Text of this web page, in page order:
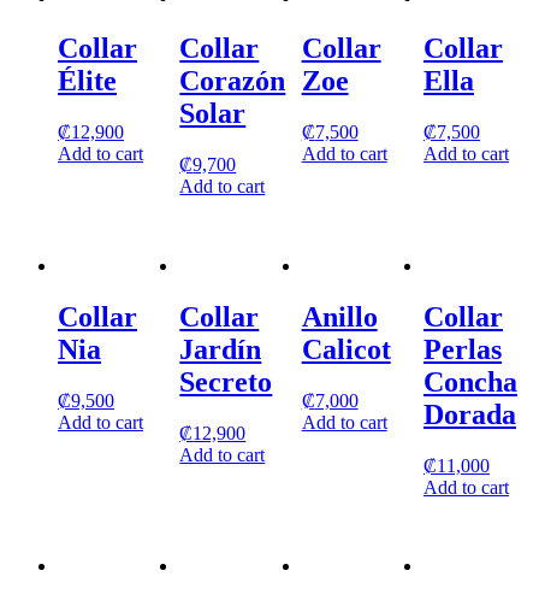
Collar
Élite
₡12,900
Add to cart
Collar
Corazón
Solar
₡9,700
Add to cart
Collar
Zoe
₡7,500
Add to cart
Collar
Ella
₡7,500
Add to cart
Collar
Nia
₡9,500
Add to cart
Collar
Jardín
Secreto
₡12,900
Add to cart
Anillo
Calicot
₡7,000
Add to cart
Collar
Perlas
Concha
Dorada
₡11,000
Add to cart